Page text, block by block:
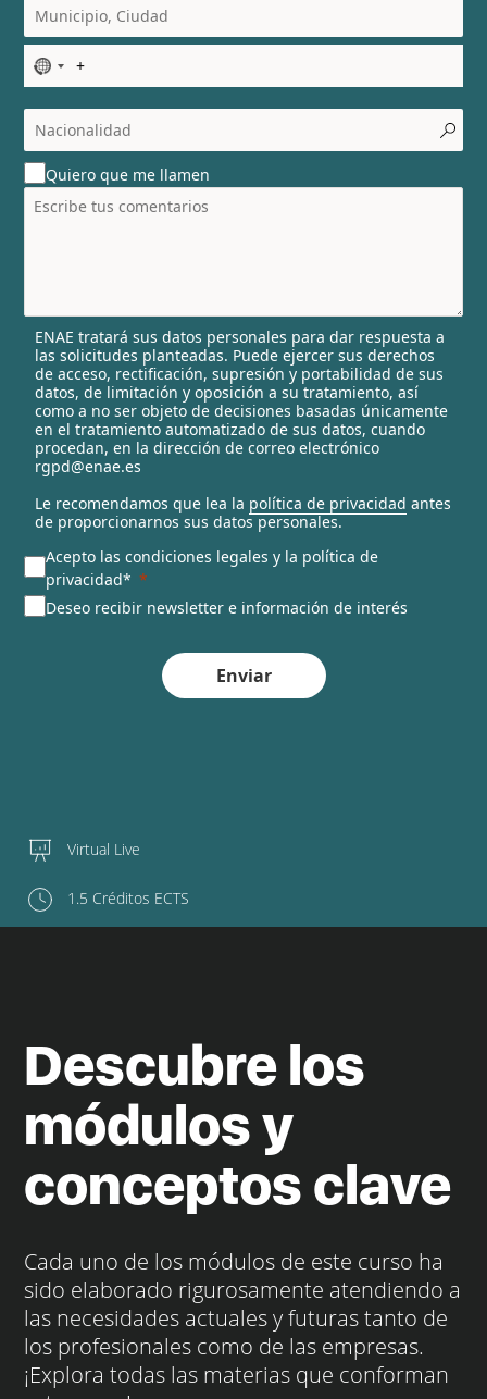
N
o
c
o
u
n
t
l
e
c
t
e
d
Quiero que me llamen
ENAE tratará sus datos personales para dar respuesta a
las solicitudes planteadas. Puede ejercer sus derechos
de acceso, rectificación, supresión y portabilidad de sus
datos, de limitación y oposición a su tratamiento, así
como a no ser objeto de decisiones basadas únicamente
en el tratamiento automatizado de sus datos, cuando
procedan, en la dirección de correo electrónico
rgpd@enae.es
Le recomendamos que lea la política de privacidad antes
de proporcionarnos sus datos personales.
Acepto las condiciones legales y la política de
privacidad*
Deseo recibir newsletter e información de interés
Enviar
Virtual Live
1.5 Créditos ECTS
Descubre los
módulos y
conceptos clave
Cada uno de los módulos de este curso ha
sido elaborado rigurosamente atendiendo a
las necesidades actuales y futuras tanto de
los profesionales como de las empresas.
¡Explora todas las materias que conforman